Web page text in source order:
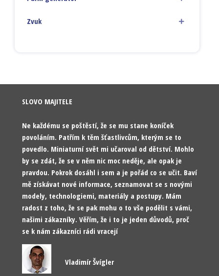
Zvuk
SLOVO MAJITELE
Ne každému se poštěstí, že se mu stane koníček
povoláním. Patřím k těm šťastlivcům, kterým se to
povedlo. Miniaturní svět mi učaroval od dětství. Mohlo
by se zdát, že se v něm nic moc neděje, ale opak je
pravdou. Pokrok dosáhl i sem a je pořád co se učit. Baví
mě získávat nové informace, seznamovat se s novými
modely, technologiemi, materiály a postupy. Mám
radost z toho, že se pak mohu o to vše podělit s vámi,
našimi zákazníky. Věřím, že i to je jeden důvodů, proč
se k nám zákazníci rádi vracejí
Vladimír Švígler